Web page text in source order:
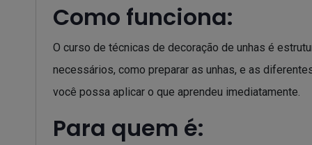
Como funciona:
O curso de técnicas de decoração de unhas é
necessários, como preparar as unhas, e as
você possa aplicar o que aprendeu imediatamente.
Para quem é: